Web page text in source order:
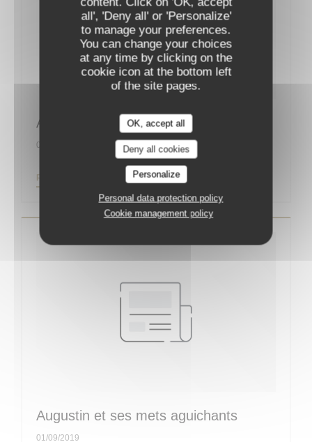
all', 'Deny all' or 'Personalize'
to manage your preferences.
You can change your choices
at any time by clicking on the
cookie icon at the bottom left
of the site pages.
OK, accept all
Deny all cookies
Personalize
Personal data protection policy
Cookie management policy
Augustin, la nouvelle bonne adresse
01/09/2019
READ THE ARTICLE ((OPENS IN A NEW WINDOW))
Augustin et ses mets aguichants
01/09/2019